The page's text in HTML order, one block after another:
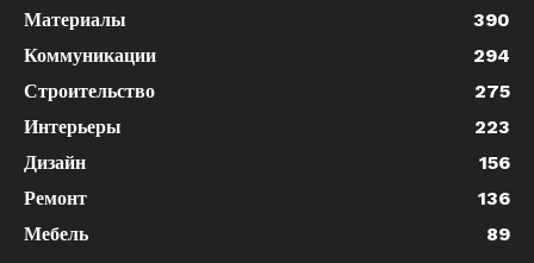
Материалы
390
Коммуникации
294
Строительство
275
Интерьеры
223
Дизайн
156
Ремонт
136
Мебель
89